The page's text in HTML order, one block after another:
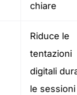
chiare
Riduce le
tentazioni
digitali
le sessioni